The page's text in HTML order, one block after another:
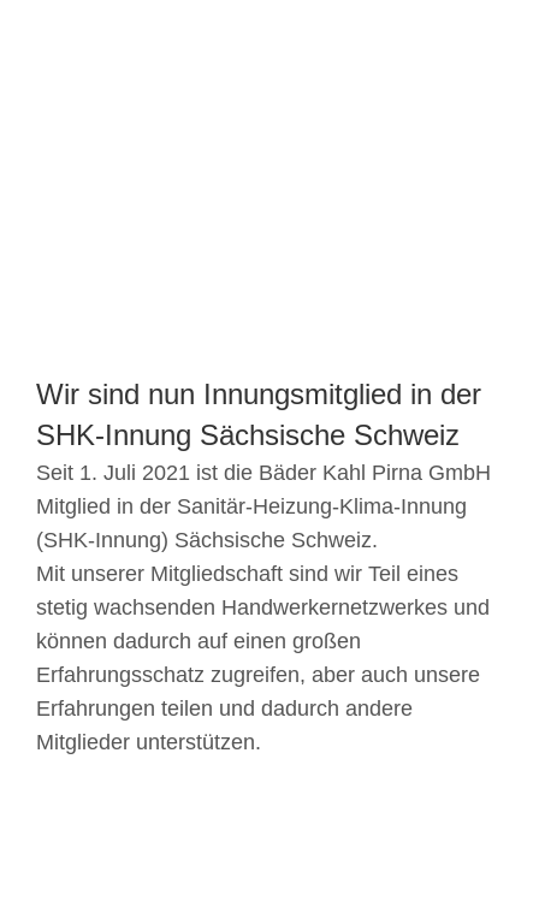
Wir sind nun Innungsmitglied in der
SHK-Innung Sächsische Schweiz
Seit 1. Juli 2021 ist die Bäder Kahl Pirna GmbH
Mitglied in der Sanitär-Heizung-Klima-Innung
(SHK-Innung) Sächsische Schweiz.
Mit unserer Mitgliedschaft sind wir Teil eines
stetig wachsenden Handwerkernetzwerkes und
können dadurch auf einen großen
Erfahrungsschatz zugreifen, aber auch unsere
Erfahrungen teilen und dadurch andere
Mitglieder unterstützen.